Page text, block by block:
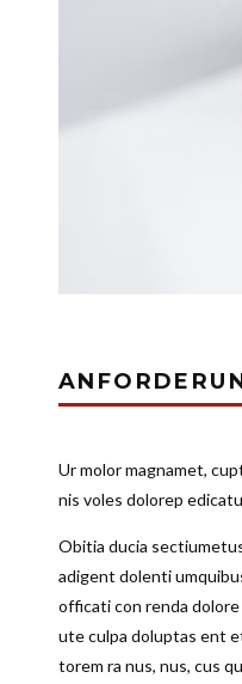
Ur molor mag­namet,
nis voles dolorep
Obitia ducia
adigent dolenti
officati con renda
ute culpa doluptas ent
torem ra nus, nus, cus